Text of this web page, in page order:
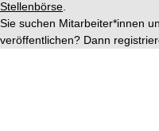
Stellenbörse
Sie suchen Mitarbeiter*innen
veröffentlichen? Dann